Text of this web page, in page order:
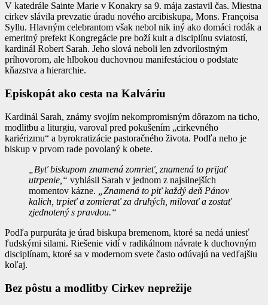
V katedrále Sainte Marie v Konakry sa 9. mája zastavil čas. Miestna
cirkev slávila prevzatie úradu nového arcibiskupa, Mons. Françoisa
Syllu. Hlavným celebrantom však nebol nik iný ako domáci rodák a
emeritný prefekt Kongregácie pre boží kult a disciplínu sviatostí,
kardinál Robert Sarah. Jeho slová neboli len zdvorilostným
príhovorom, ale hlbokou duchovnou manifestáciou o podstate
kňazstva a hierarchie.
Episkopát ako cesta na Kalváriu
Kardinál Sarah, známy svojím nekompromisným dôrazom na ticho,
modlitbu a liturgiu, varoval pred pokušením „cirkevného
kariérizmu“ a byrokratizácie pastoračného života. Podľa neho je
biskup v prvom rade povolaný k obete.
„Byť biskupom znamená zomrieť, znamená to prijať
utrpenie,“ vyhlásil Sarah v jednom z najsilnejších
momentov kázne.
„Znamená to piť každý deň Pánov
kalich, trpieť a zomierať za druhých, milovať a zostať
zjednotený s pravdou.“
Podľa purpuráta je úrad biskupa bremenom, ktoré sa nedá uniesť
ľudskými silami. Riešenie vidí v radikálnom návrate k duchovným
disciplínam, ktoré sa v modernom svete často odúvajú na vedľajšiu
koľaj.
Bez pôstu a modlitby Cirkev neprežije